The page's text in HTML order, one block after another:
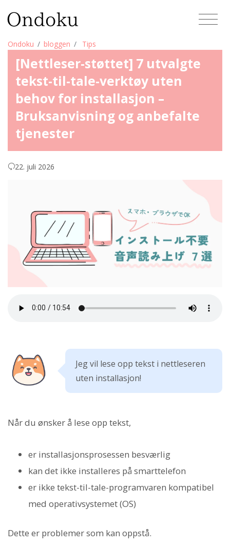
Ondoku bloggen Tips
[Nettleser-støttet] 7 utvalgte
tekst-til-tale-verktøy uten
behov for installasjon –
Bruksanvisning og anbefalte
tjenester
22. juli 2026
Jeg vil lese opp tekst i nettleseren
uten installasjon!
Når du ønsker å lese opp tekst,
er installasjonsprosessen besværlig
kan det ikke installeres på smarttelefon
er ikke tekst-til-tale-programvaren kompatibel
med operativsystemet (OS)
Dette er problemer som kan oppstå.